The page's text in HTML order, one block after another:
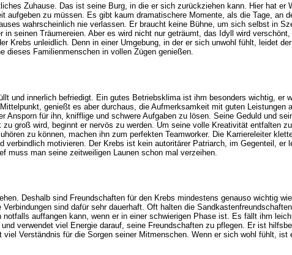
Zuhause. Das ist seine Burg, in die er sich zurückziehen kann. Hier hat er
aufgeben zu müssen. Es gibt kaum dramatischere Momente, als die Tage, an
wahrscheinlich nie verlassen. Er braucht keine Bühne, um sich selbst in
seinen Träumereien. Aber es wird nicht nur geträumt, das Idyll wird
Krebs unleidlich. Denn in einer Umgebung, in der er sich unwohl fühlt, leidet
dieses Familienmenschen in vollen Zügen genießen.
und innerlich befriedigt. Ein gutes Betriebsklima ist ihm besonders wichtig, er
genießt es aber durchaus, die Aufmerksamkeit mit guten
für ihn, knifflige und schwere Aufgaben zu lösen. Seine Geduld und
groß wird, beginnt er nervös zu werden. Um seine volle Kreativität entfalten
zu können, machen ihn zum perfekten Teamworker. Die Karriereleiter
verbindlich motivieren. Der Krebs ist kein autoritärer Patriarch, im Gegenteil,
muss man seine zeitweiligen Launen schon mal verzeihen.
Deshalb sind Freundschaften für den Krebs mindestens genauso wichtig
sind dafür sehr dauerhaft. Oft halten die
auffangen kann, wenn er in einer schwierigen Phase ist. Es fällt ihm
verwendet viel Energie darauf, seine Freundschaften zu pflegen. Er ist
Verständnis für die Sorgen seiner Mitmenschen. Wenn er sich wohl fühlt,